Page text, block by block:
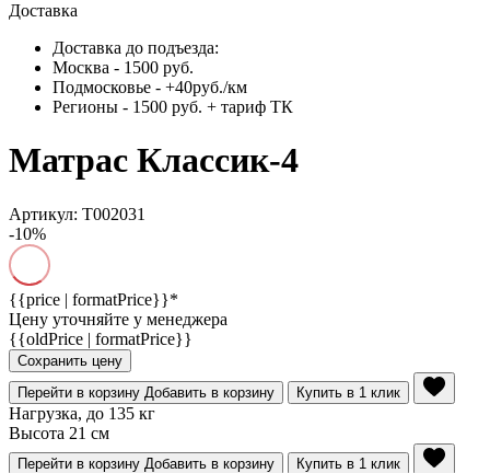
Доставка
Доставка до подъезда:
Москва - 1500 руб.
Подмосковье - +40руб./км
Регионы - 1500 руб. + тариф ТК
Матрас Классик-4
Артикул: Т002031
-10%
{{price | formatPrice}}*
Цену уточняйте у менеджера
{{oldPrice | formatPrice}}
Сохранить цену
Перейти в корзину Добавить в корзину Купить в 1 клик
Нагрузка, до 135 кг
Высота 21 см
Перейти в корзину Добавить в корзину Купить в 1 клик